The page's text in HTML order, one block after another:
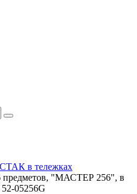
в тележках
предметов, "МАСТЕР 256", в
05256G